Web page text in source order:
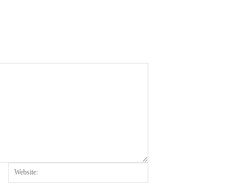
Email:*